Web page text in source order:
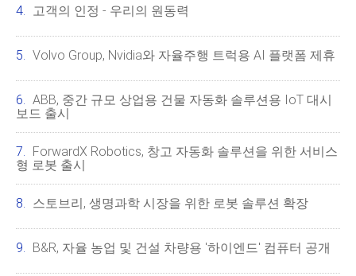
고객의 인정 - 우리의 원동력
Volvo Group, Nvidia와 자율주행 트럭용 AI 플랫폼 제휴
ABB, 중간 규모 상업용 건물 자동화 솔루션용 IoT 대시
보드 출시
ForwardX Robotics, 창고 자동화 솔루션을 위한 서비스
형 로봇 출시
스토브리, 생명과학 시장을 위한 로봇 솔루션 확장
B&R, 자율 농업 및 건설 차량용 '하이엔드' 컴퓨터 공개